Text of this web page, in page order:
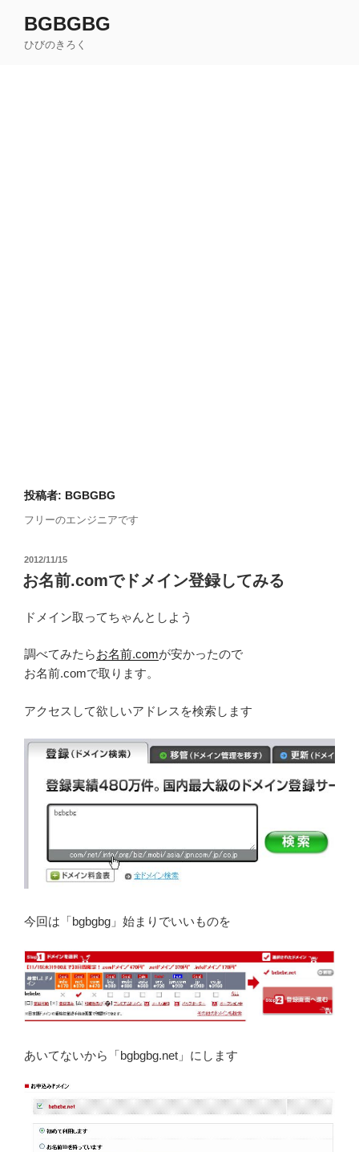
BGBGBG
ひびのきろく
投稿者: BGBGBG
フリーのエンジニアです
投
稿
日:
2012/11/15
お名前.comでドメイン登録してみる
ドメイン取ってちゃんとしよう
調べてみたらお名前.comが安かったので
お名前.comで取ります。
アクセスして欲しいアドレスを検索します
今回は「bgbgbg」始まりでいいものを
あいてないから「bgbgbg.net」にします